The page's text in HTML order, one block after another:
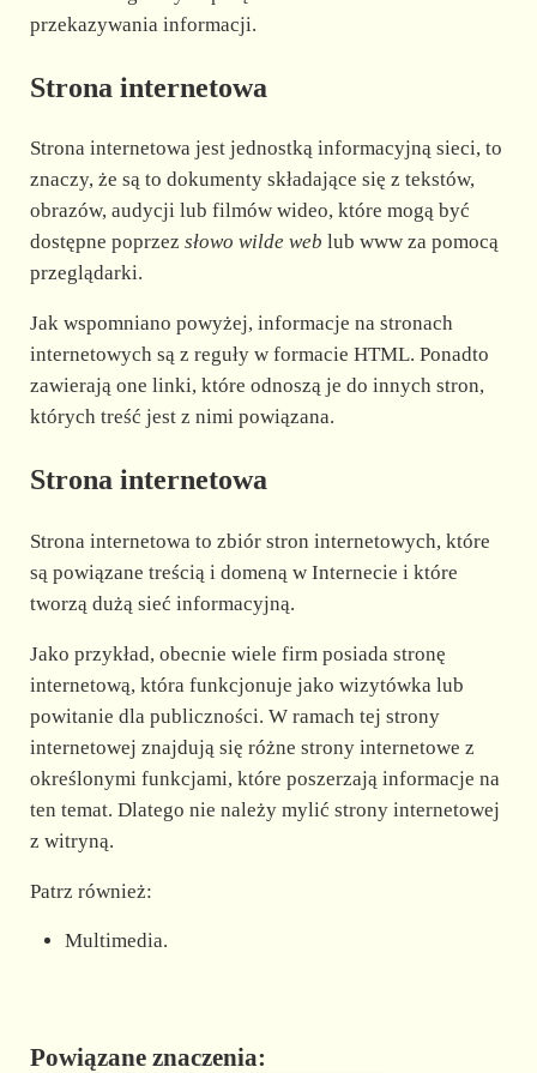
przekazywania informacji.
Strona internetowa
Strona internetowa jest jednostką informacyjną sieci, to
znaczy, że są to dokumenty składające się z tekstów,
obrazów, audycji lub filmów wideo, które mogą być
dostępne poprzez słowo wilde web lub www za pomocą
przeglądarki.
Jak wspomniano powyżej, informacje na stronach
internetowych są z reguły w formacie HTML. Ponadto
zawierają one linki, które odnoszą je do innych stron,
których treść jest z nimi powiązana.
Strona internetowa
Strona internetowa to zbiór stron internetowych, które
są powiązane treścią i domeną w Internecie i które
tworzą dużą sieć informacyjną.
Jako przykład, obecnie wiele firm posiada stronę
internetową, która funkcjonuje jako wizytówka lub
powitanie dla publiczności. W ramach tej strony
internetowej znajdują się różne strony internetowe z
określonymi funkcjami, które poszerzają informacje na
ten temat. Dlatego nie należy mylić strony internetowej
z witryną.
Patrz również:
Multimedia.
Powiązane znaczenia: